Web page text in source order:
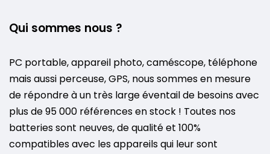
Qui sommes nous ?
PC portable, appareil photo, caméscope, téléphone
mais aussi perceuse, GPS, nous sommes en mesure
de répondre à un très large éventail de besoins avec
plus de 95 000 références en stock ! Toutes nos
batteries sont neuves, de qualité et 100%
compatibles avec les appareils qui leur sont